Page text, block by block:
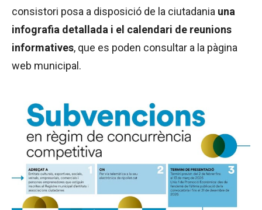
consistori posa a disposició de la ciutadania una
infografia detallada i el calendari de reunions
informatives, que es poden consultar a la pàgina
web municipal.